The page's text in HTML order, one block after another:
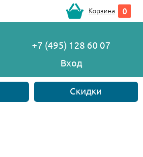
Корзина 0
+7 (495) 128 60 07
Вход
Скидки